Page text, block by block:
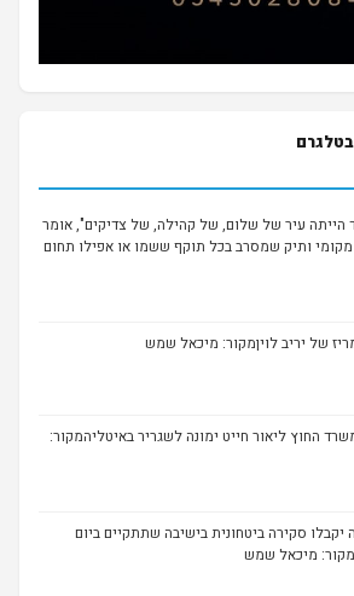
בטלגרם
הייתה עיר של שלום, של קהילה, של צדיקים", אומר
ותיק שמסרב בכל תוקף ששמו או אפילו תחום
של יריב לויןמקור: מיכאל שמש
כמו כן- איש משרד החוץ ליאור חייט ימונה לשגריר באיטליהמקור:
סקירה ביטחונית בישיבה שתתקיים ביום
מיכאל שמש